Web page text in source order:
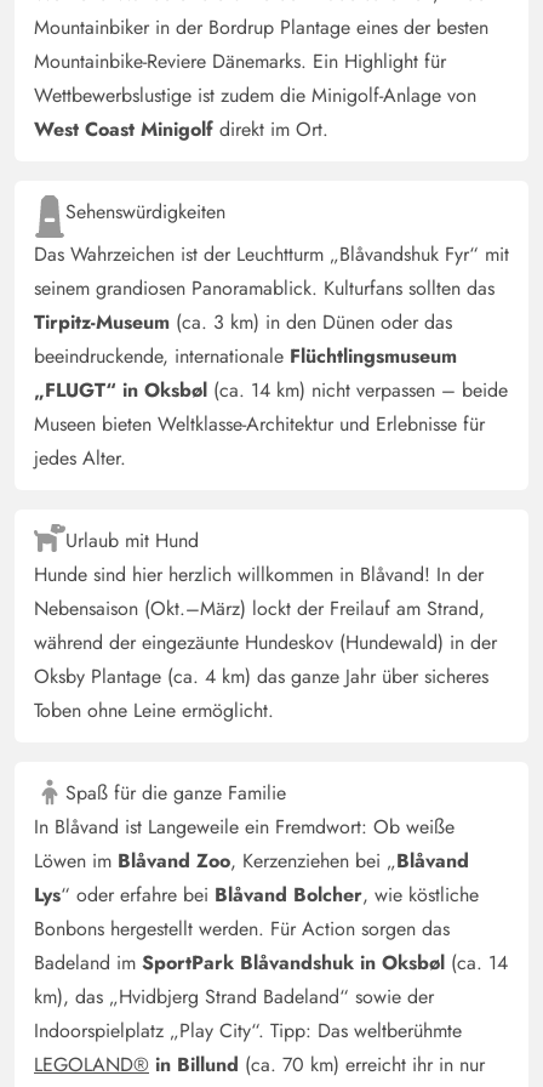
Gast
Deutschland
5 von 5
5 von 5
5 out of 526/04/2025
Schönstes Ferienhaus von Blavand. Die Aussicht aufs
Meer und Strand sind einfach nicht zu toppen :-) Top
ein vernünftiger Sparschäler zum Kartoffeln schälen usw.
würde die Küchenausstattung perfektionieren.
Gast
Deutschland
5 von 5
5 von 5
5 out of 5
14/04/2025
Wunderschönes Ferienhaus für 2 bis max 4 Personen.
Direkt in Strandnähe bietet alles für erholsamen Urlaub.
Liebevoll eingerichtet mit Dünen und Meerbick aus der
Gast
Deutschland
5 von 5
5 von 5
5 out of 5
31/03/2025
Super schön gelegenes und perfekt ausgestattetes
Ferienhaus, würden wir jederzeit wieder buchen
Deutschland
Ein tolles Haus in absoluter Traumlage. Die Nordsee vor
der Haustür, Wellenrauschen hört man vom Bett.
Gast
Deutschland
4.5 von 5
4.5 von 5
4.5 out of 5
21/10/2024
Gemütliches kleines Ferienhaus in traumhafter Lage mit
einmalig schöner Umgebung.
Mountainbiker in der Bordrup Plantage eines der besten
Mountainbike-Reviere Dänemarks. Ein Highlight für
Wettbewerbslustige ist zudem die Minigolf-Anlage von
West Coast Minigolf direkt im Ort.
Sehenswürdigkeiten
Das Wahrzeichen ist der Leuchtturm „Blåvandshuk Fyr“ mit
seinem grandiosen Panoramablick. Kulturfans sollten das
Tirpitz-Museum (ca. 3 km) in den Dünen oder das
beeindruckende, internationale Flüchtlingsmuseum
„FLUGT“ in Oksbøl (ca. 14 km) nicht verpassen – beide
Museen bieten Weltklasse-Architektur und Erlebnisse für
jedes Alter.
Urlaub mit Hund
Hunde sind hier herzlich willkommen in Blåvand! In der
Nebensaison (Okt.–März) lockt der Freilauf am Strand,
während der eingezäunte Hundeskov (Hundewald) in der
Oksby Plantage (ca. 4 km) das ganze Jahr über sicheres
Toben ohne Leine ermöglicht.
Spaß für die ganze Familie
In Blåvand ist Langeweile ein Fremdwort: Ob weiße
Löwen im Blåvand Zoo, Kerzenziehen bei „Blåvand
Lys“ oder erfahre bei Blåvand Bolcher, wie köstliche
Bonbons hergestellt werden. Für Action sorgen das
Badeland im SportPark Blåvandshuk in Oksbøl (ca. 14
km), das „Hvidbjerg Strand Badeland“ sowie der
Indoorspielplatz „Play City“. Tipp: Das weltberühmte
LEGOLAND® in Billund (ca. 70 km) erreicht ihr in nur